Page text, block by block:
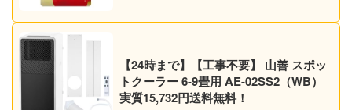
【24時まで】【工事不要】 山善 スポッ
トクーラー 6-9畳用 AE-02SS2（WB）
実質15,732円送料無料！